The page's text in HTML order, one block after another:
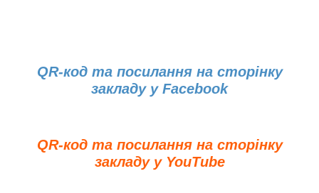
QR-код та посилання на сторінку
закладу у Facebook
QR-код та посилання на сторінку
закладу у YouTube